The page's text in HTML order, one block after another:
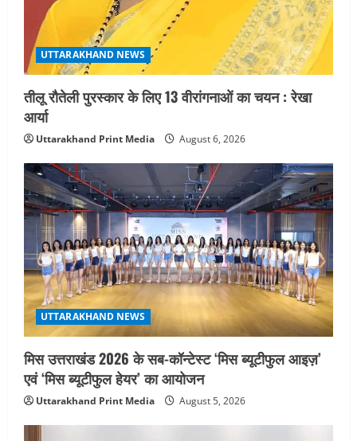
UTTARAKHAND NEWS
तीलू रौतेली पुरस्कार के लिए 13 वीरांगनाओं का चयन : रेखा
आर्या
Uttarakhand Print Media August 6, 2026
UTTARAKHAND NEWS
मिस उत्तराखंड 2026 के सब-कॉन्टेस्ट ‘मिस ब्यूटीफुल आइज़’
एवं ‘मिस ब्यूटीफुल हेयर’ का आयोजन
Uttarakhand Print Media August 5, 2026